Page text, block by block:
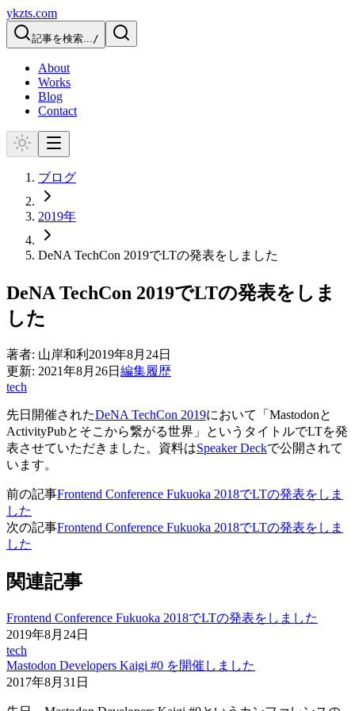
ykzts.com
記事を検索.../
About
Works
Blog
Contact
ブログ
2019年
DeNA TechCon 2019でLTの発表をしました
DeNA TechCon 2019でLTの発表をしま
した
著者: 山岸和利 2019年8月24日
更新: 2021年8月26日 編集履歴
tech
先日開催されたDeNA TechCon 2019において「Mastodonと
ActivityPubとそこから繋がる世界」というタイトルでLTを発
表させていただきました。資料はSpeaker Deckで公開されて
います。
前の記事Frontend Conference Fukuoka 2018でLTの発表をしま
した
次の記事Frontend Conference Fukuoka 2018でLTの発表をしま
した
関連記事
Frontend Conference Fukuoka 2018でLTの発表をしました
2019年8月24日
tech
Mastodon Developers Kaigi #0 を開催しました
2017年8月31日